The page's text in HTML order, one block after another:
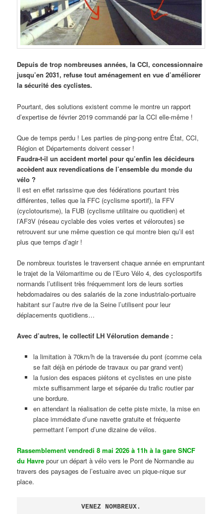
Depuis de trop nombreuses années, la CCI, concessionnaire
jusqu’en 2031, refuse tout aménagement en vue d’améliorer
la sécurité des cyclistes.
Pourtant, des solutions existent comme le montre un rapport
d’expertise de février 2019 commandé par la CCI elle-même !
Que de temps perdu ! Les parties de ping-pong entre État, CCI,
Région et Départements doivent cesser !
Faudra-t-il un accident mortel pour qu’enfin les décideurs
accèdent aux revendications de l’ensemble du monde du
vélo ?
Il est en effet rarissime que des fédérations pourtant très
différentes, telles que la FFC (cyclisme sportif), la FFV
(cyclotourisme), la FUB (cyclisme utilitaire ou quotidien) et
l’AF3V (réseau cyclable des voies vertes et véloroutes) se
retrouvent sur une même question ce qui montre bien qu’il est
plus que temps d’agir !
De nombreux touristes le traversent chaque année en empruntant
le trajet de la Vélomaritime ou de l’Euro Vélo 4, des cyclosportifs
normands l’utilisent très fréquemment lors de leurs sorties
hebdomadaires ou des salariés de la zone industrialo-portuaire
habitant sur l’autre rive de la Seine l’utilisent pour leur
déplacements quotidiens…
Avec d’autres, le collectif LH Vélorution demande :
la limitation à 70km/h de la traversée du pont (comme cela
se fait déjà en période de travaux ou par grand vent)
la fusion des espaces piétons et cyclistes en une piste
mixte suffisamment large et séparée du trafic routier par
une bordure.
en attendant la réalisation de cette piste mixte, la mise en
place immédiate d’une navette gratuite et fréquente
permettant l’emport d’une dizaine de vélos.
Rassemblement vendredi 8 mai 2026 à 11h à la gare SNCF
du Havre pour un départ à vélo vers le Pont de Normandie au
travers des paysages de l’estuaire avec un pique-nique sur
place.
VENEZ NOMBREUX.